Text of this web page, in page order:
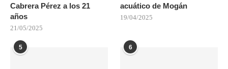
Cabrera Pérez a los 21
años
21/05/2025
acuático de Mogán
19/04/2025
5 6